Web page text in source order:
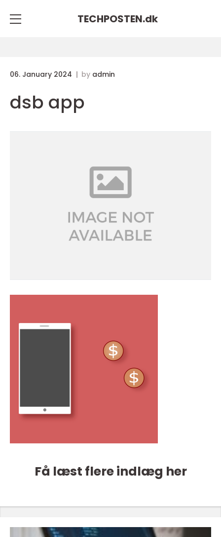
TECHPOSTEN.dk
06. January 2024 by admin
dsb app
Få læst flere indlæg her